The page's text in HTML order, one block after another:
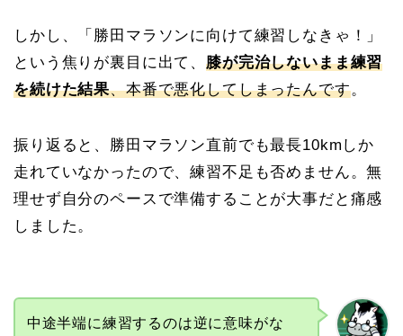
しかし、「勝田マラソンに向けて練習しなきゃ！」
という焦りが裏目に出て、膝が完治しないまま練習
を続けた結果、本番で悪化してしまったんです。
振り返ると、勝田マラソン直前でも最長10kmしか
走れていなかったので、練習不足も否めません。無
理せず自分のペースで準備することが大事だと痛感
しました。
中途半端に練習するのは逆に意味がな